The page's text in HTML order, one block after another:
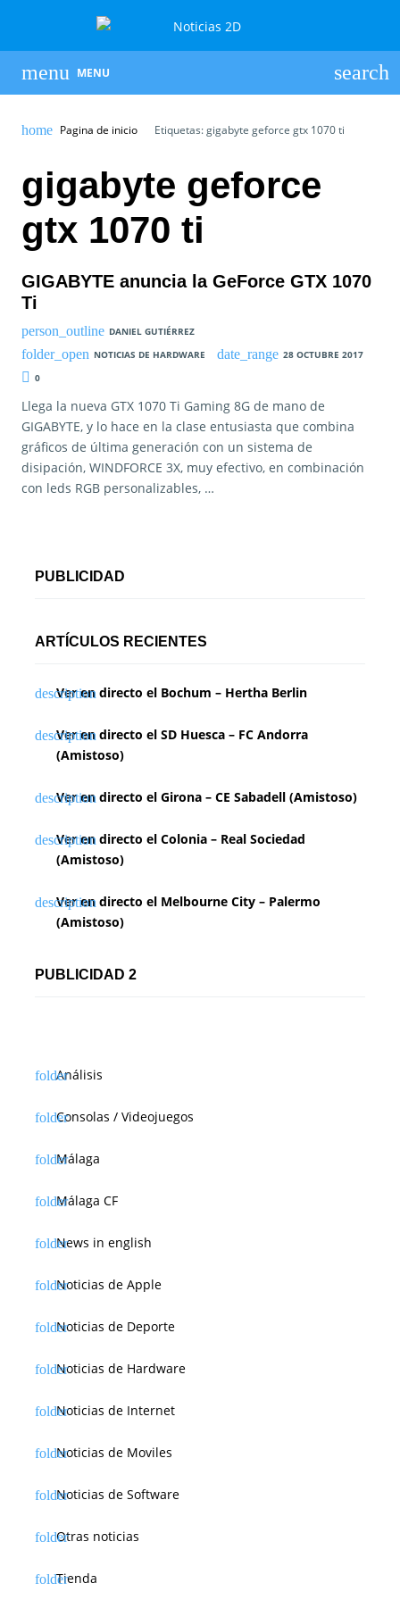
MENU
Pagina de inicio Etiquetas: gigabyte geforce gtx 1070 ti
gigabyte geforce
gtx 1070 ti
GIGABYTE anuncia la GeForce GTX 1070
Ti
DANIEL GUTIÉRREZ
NOTICIAS DE HARDWARE
28 OCTUBRE 2017
0
Llega la nueva GTX 1070 Ti Gaming 8G de mano de
GIGABYTE, y lo hace en la clase entusiasta que combina
gráficos de última generación con un sistema de
disipación, WINDFORCE 3X, muy efectivo, en combinación
con leds RGB personalizables, …
PUBLICIDAD
ARTÍCULOS RECIENTES
Ver en directo el Bochum – Hertha Berlin
Ver en directo el SD Huesca – FC Andorra
(Amistoso)
Ver en directo el Girona – CE Sabadell (Amistoso)
Ver en directo el Colonia – Real Sociedad
(Amistoso)
Ver en directo el Melbourne City – Palermo
(Amistoso)
PUBLICIDAD 2
Análisis
Consolas / Videojuegos
Málaga
Málaga CF
News in english
Noticias de Apple
Noticias de Deporte
Noticias de Hardware
Noticias de Internet
Noticias de Moviles
Noticias de Software
Otras noticias
Tienda